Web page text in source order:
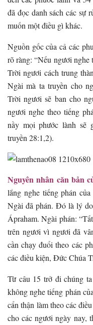
đã đọc danh sách các sự
muốn một điều gì khác.
Nguồn gốc của cả các
rõ ràng: “Nếu ngươi
Trời ngươi cách trung
Ngài mà ta truyền cho
Trời ngươi sẽ ban cho
ngươi nghe theo tiếng
nầy mọi phước lành sẽ
truyền 28:1,2).
Nguyên nhân căn bản
lắng nghe tiếng phán
Ngài đã phán. Đó là lý
Ápraham. Ngài phán:
trên ngươi vì ngươi đã
cần chạy đuổi theo các
các điều kiện, Đức Chúa
Từ câu 15 trở đi chúng
không nghe tiếng phán
cẩn thận làm theo các
cho các ngươi ngày nay,